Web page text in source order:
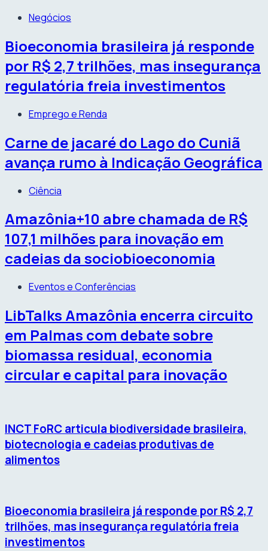
Negócios
Bioeconomia brasileira já responde
por R$ 2,7 trilhões, mas insegurança
regulatória freia investimentos
Emprego e Renda
Carne de jacaré do Lago do Cuniã
avança rumo à Indicação Geográfica
Ciência
Amazônia+10 abre chamada de R$
107,1 milhões para inovação em
cadeias da sociobioeconomia
Eventos e Conferências
LibTalks Amazônia encerra circuito
em Palmas com debate sobre
biomassa residual, economia
circular e capital para inovação
INCT FoRC articula biodiversidade brasileira,
biotecnologia e cadeias produtivas de
alimentos
Bioeconomia brasileira já responde por R$ 2,7
trilhões, mas insegurança regulatória freia
investimentos